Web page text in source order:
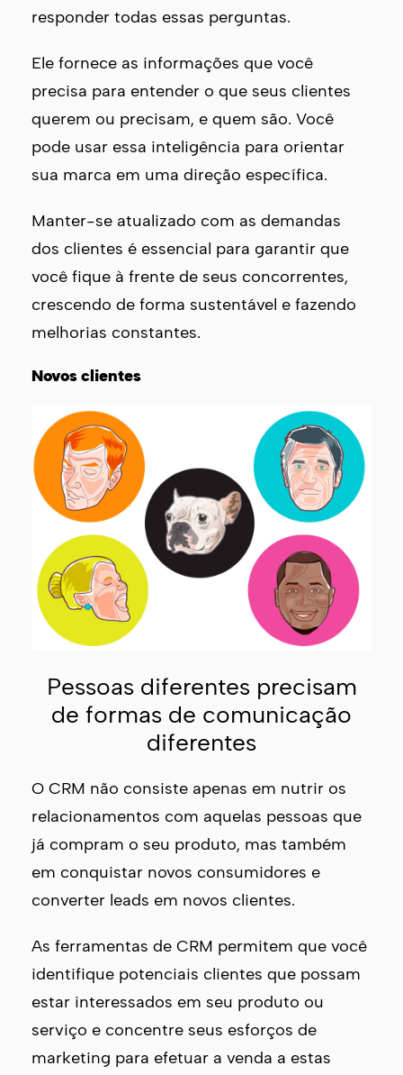
responder todas essas perguntas.
Ele fornece as informações que você
precisa para entender o que seus clientes
querem ou precisam, e quem são. Você
pode usar essa inteligência para orientar
sua marca em uma direção específica.
Manter-se atualizado com as demandas
dos clientes é essencial para garantir que
você fique à frente de seus concorrentes,
crescendo de forma sustentável e fazendo
melhorias constantes.
Novos clientes
Pessoas diferentes precisam
de formas de comunicação
diferentes
O CRM não consiste apenas em nutrir os
relacionamentos com aquelas pessoas que
já compram o seu produto, mas também
em conquistar novos consumidores e
converter leads em novos clientes.
As ferramentas de CRM permitem que você
identifique potenciais clientes que possam
estar interessados ​​em seu produto ou
serviço e concentre seus esforços de
marketing para efetuar a venda a estas